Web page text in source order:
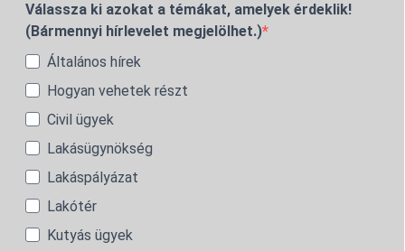
Válassza ki azokat a témákat, amelyek érdeklik!
(Bármennyi hírlevelet megjelölhet.)
Általános hírek
Hogyan vehetek részt
Civil ügyek
Lakásügynökség
Lakáspályázat
Lakótér
Kutyás ügyek